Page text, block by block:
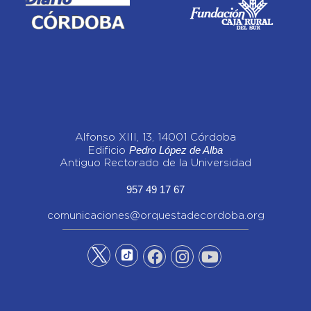
Alfonso XIII, 13, 14001 Córdoba
Edificio Pedro López de Alba
Antiguo Rectorado de la Universidad
957 49 17 67
comunicaciones@orquestadecordoba.org